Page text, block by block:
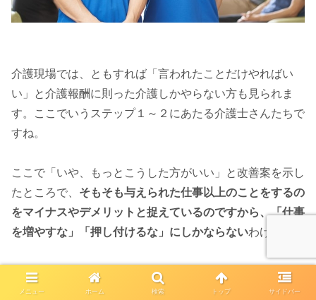
介護現場では、ともすれば「言われたことだけやればい
い」と介護報酬に則った介護しかやらない方も見られま
す。ここでいうステップ１～２にあたる介護士さんたちで
すね。
ここで「いや、もっとこうした方がいい」と改善案を示し
たところで、 そもそも与えられた仕事以上のことをするの
をマイナスやデメリットと捉えているのですから、「仕事
を増やすな」「押し付けるな」にしかならないわけです。
そうした言い分に対して学んだ知識や技術といった「正し
メニュー ホーム 検索 トップ サイドバー